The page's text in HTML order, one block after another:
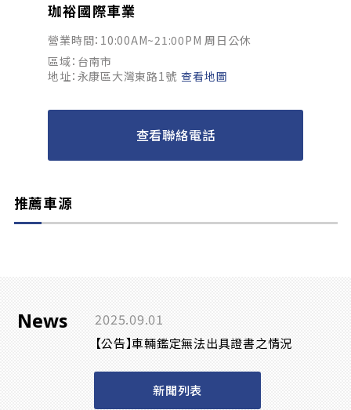
珈裕國際車業
營業時間：10:00AM~21:00PM 周日公休
區域：台南市
地址：永康區大灣東路1號 查看地圖
查看聯絡電話
推薦車源
News 2025.09.01
【公告】車輛鑑定無法出具證書之情況
新聞列表